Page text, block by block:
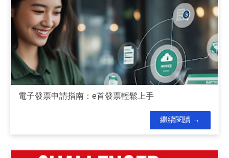
電子發票申請指南：e首發票輕鬆上手
繼續閱讀